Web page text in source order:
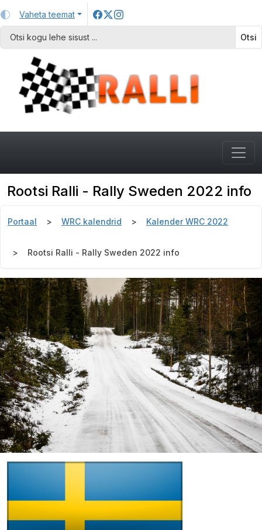
Vaheta teemat
Otsi
Rootsi Ralli - Rally Sweden 2022 info
Portaal WRC kalendrid Kalender WRC 2022
Rootsi Ralli - Rally Sweden 2022 info